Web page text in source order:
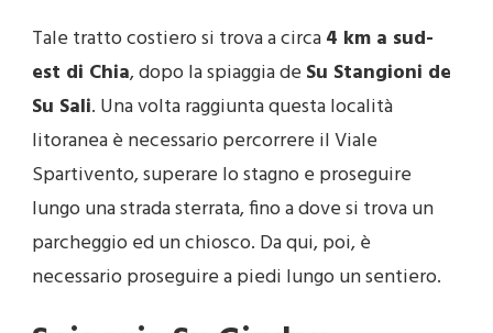
Tale tratto costiero si trova a circa4 km a sud-
est di Chia, dopo la spiaggia de Su Stangioni de
Su Sali. Una volta raggiunta questa località
litoranea è necessario percorrere il Viale
Spartivento, superare lo stagno e proseguire
lungo una strada sterrata, fino a dove si trova un
parcheggio ed un chiosco. Da qui, poi, è
necessario proseguire a piedi lungo un sentiero.